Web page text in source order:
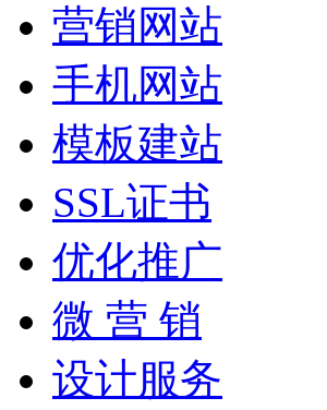
营销网站
手机网站
模板建站
SSL证书
优化推广
微 营 销
设计服务